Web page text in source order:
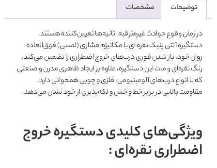
توضیحات مشخصات
در زمان وقوع حوادث غیرمترقبه، ثانیه‌ها تعیین‌کننده هستند.
دستگیره آنتی پنیک نقره ای با مکانیزم فشاری (لمسی) فوق‌العاده
روان خود، باز شدن فوری درب‌های خروج اضطراری را تضمین می‌کند.
رنگ نقره‌ای و مات این دستگیره، علاوه بر ایجاد ظاهری مدرن و صنعتی
که با انواع درب‌های آلومینیومی، فلزی و چوبی همخوانی دارد،
مقاومت بالایی در برابر خط و خش و لکه‌پذیری از خود نشان می‌دهد.
ویژگی‌های کلیدی دستگیره خروج
اضطراری نقره‌ای :